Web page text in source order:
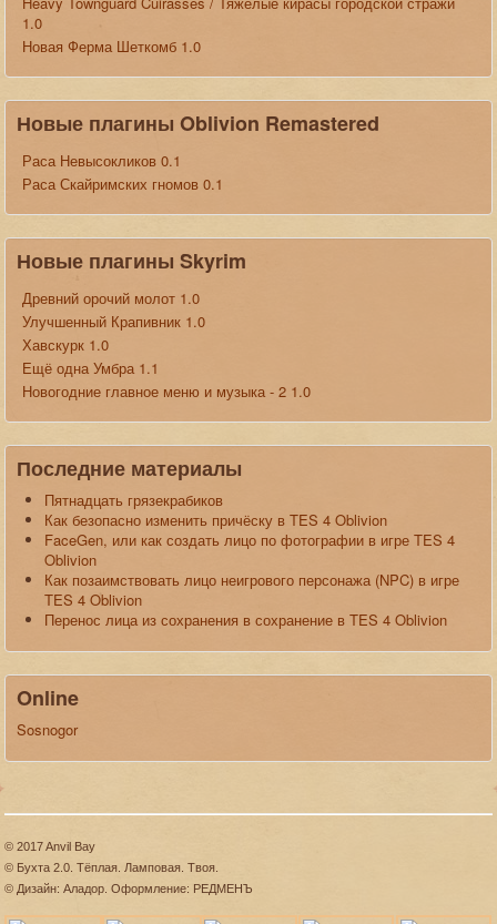
1.0
Новая Ферма Шеткомб 1.0
Новые плагины Oblivion Remastered
Раса Невысокликов 0.1
Раса Скайримских гномов 0.1
Новые плагины Skyrim
Древний орочий молот 1.0
Улучшенный Крапивник 1.0
Хавскурк 1.0
Ещё одна Умбра 1.1
Новогодние главное меню и музыка - 2 1.0
Последние материалы
Пятнадцать грязекрабиков
Как безопасно изменить причёску в TES 4 Oblivion
FaceGen, или как создать лицо по фотографии в игре TES 4
Oblivion
Как позаимствовать лицо неигрового персонажа (NPC) в игре
TES 4 Oblivion
Перенос лица из сохранения в сохранение в TES 4 Oblivion
Online
Sosnogor
© 2017 Anvil Bay
© Бухта 2.0. Тёплая. Ламповая. Твоя.
© Дизайн: Аладор. Оформление: РЕДМЕНЪ